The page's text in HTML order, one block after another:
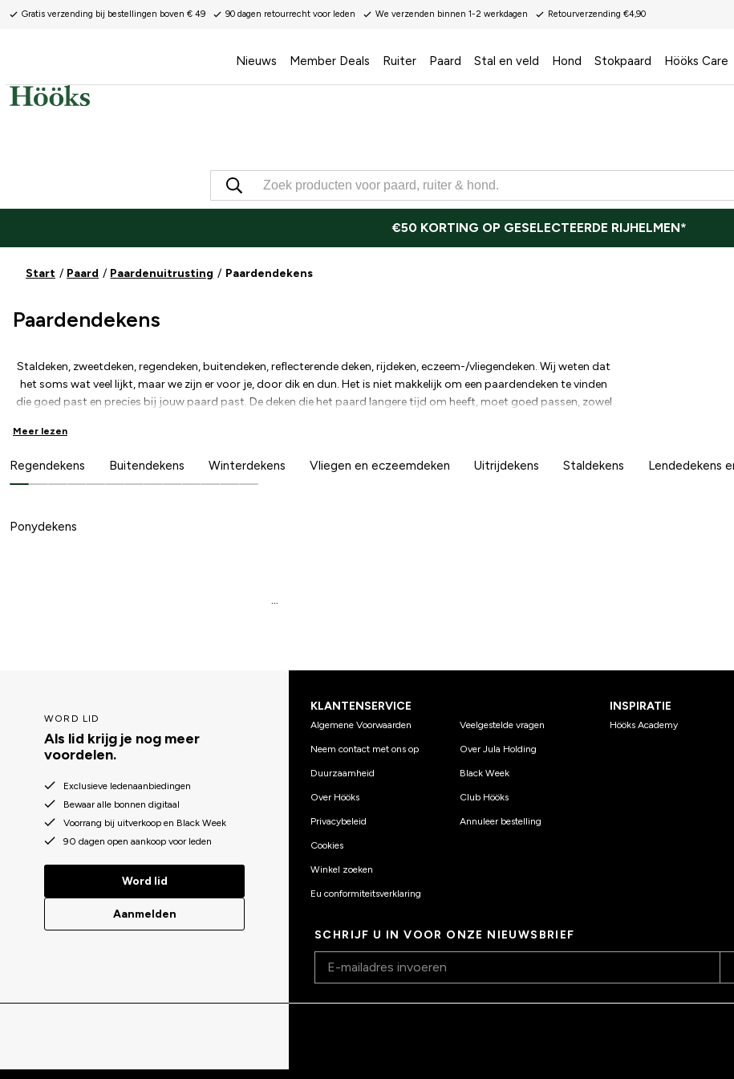
Gratis verzending bij bestellingen boven € 49 90 dagen retourrecht voor leden We verzenden binnen 1-2 werkdagen Retourverzending €4,90
Nieuws Member Deals Ruiter Paard Stal en veld Hond Stokpaard Hööks Care
€50 KORTING OP GESELECTEERDE RIJHELMEN*
Start Paard Paardenuitrusting Paardendekens
Paardendekens
Staldeken, zweetdeken, regendeken, buitendeken, reflecterende deken, rijdeken, eczeem-/vliegendeken. Wij weten dat
het soms wat veel lijkt, maar we zijn er voor je, door dik en dun. Het is niet makkelijk om een paardendeken te vinden
die goed past en precies bij jouw paard past. De deken die het paard langere tijd om heeft, moet goed passen, zowel
groot of te laag uitgesneden is, zodat hij achter de schoft schuift. Daarom hebben we enkele favoriete dekens
continu aan een breed assortiment zodat je bij Hööks altijd de paardendelen kunt vinden waarnaar je op zoek bent.
Meer lezen
Regendekens Buitendekens Winterdekens Vliegen en eczeemdeken Uitrijdekens Staldekens Lendedekens
Ponydekens
...
WORD LID
Als lid krijg je nog meer
voordelen.
Exclusieve ledenaanbiedingen
Bewaar alle bonnen digitaal
Voorrang bij uitverkoop en Black Week
90 dagen open aankoop voor leden
Word lid
Aanmelden
KLANTENSERVICE
Algemene Voorwaarden
Neem contact met ons op
Duurzaamheid
Over Hööks
Privacybeleid
Cookies
Winkel zoeken
Eu conformiteitsverklaring
Veelgestelde vragen
Over Jula Holding
Black Week
Club Hööks
Annuleer bestelling
INSPIRATIE
Hööks Academy
SCHRIJF U IN VOOR ONZE NIEUWSBRIEF